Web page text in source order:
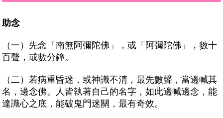
助念
（一）先念「南無阿彌陀佛」，或「阿彌陀佛」，數十
百聲，或數分鐘。
（二）若病重昏迷，或神識不清，最先數聲，當邊喊其
名，邊念佛。人皆執著自己的名字，如此邊喊邊念，能
達識心之底，能破鬼門迷關，最有奇效。